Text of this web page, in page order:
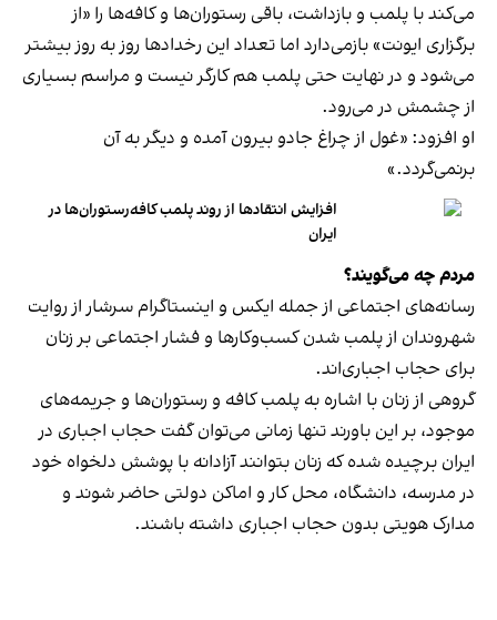
می‌کند با پلمب و بازداشت، باقی رستوران‌ها و کافه‌ها را «از
برگزاری ایونت» بازمی‌دارد اما تعداد این رخدادها روز به روز بیشتر
می‌شود و در نهایت حتی پلمب هم کارگر نیست و مراسم بسیاری
از چشمش در می‌رود.
او افزود: «غول از چراغ جادو بیرون آمده و دیگر به آن
برنمی‎‌گردد.»
افزایش انتقادها از روند پلمب کافه‌رستوران‌ها در
ایران
مردم چه می‌گویند؟
رسانه‎‌های اجتماعی از جمله ایکس و اینستاگرام سرشار از روایت
شهروندان از پلمب شدن کسب‌وکارها و فشار اجتماعی بر زنان
برای حجاب اجباری‌اند.
گروهی از زنان با اشاره به پلمب کافه و رستوران‌ها و جریمه‌های
موجود، بر این باورند تنها زمانی می‌توان گفت حجاب اجباری در
ایران برچیده شده که زنان بتوانند آزادانه با پوشش دلخواه خود
در مدرسه، دانشگاه، محل کار و اماکن دولتی حاضر شوند و
مدارک هویتی بدون حجاب اجباری داشته باشند.